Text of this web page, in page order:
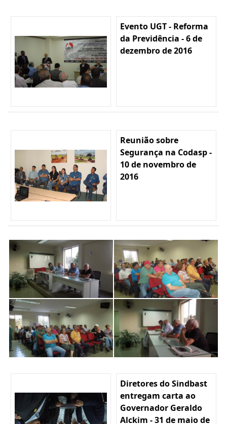
Evento UGT - Reforma
da Previdência - 6 de
dezembro de 2016
Reunião sobre
Segurança na Codasp -
10 de novembro de
2016
Diretores do Sindbast
entregam carta ao
Governador Geraldo
Alckim - 31 de maio de